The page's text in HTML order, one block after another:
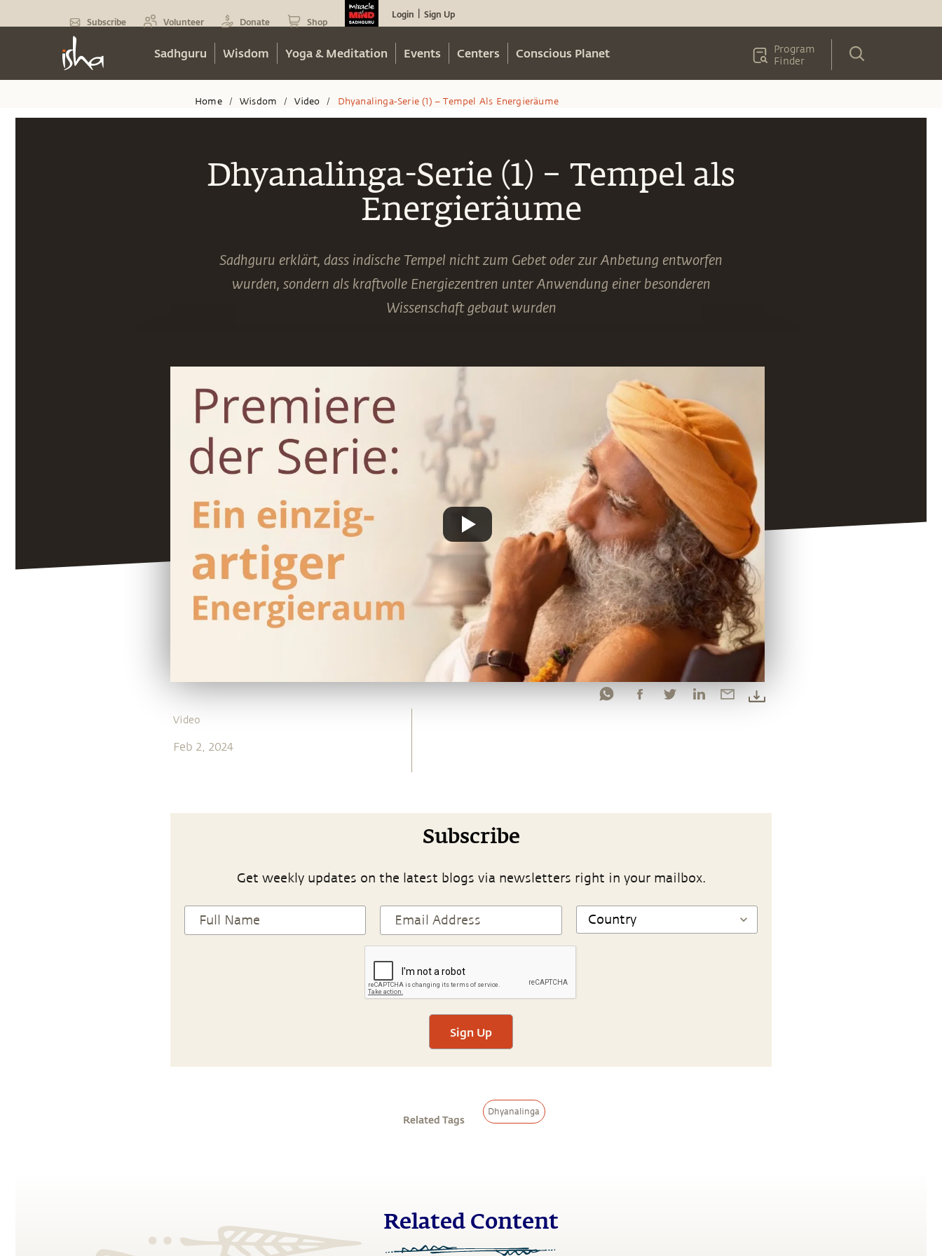
Subscribe Volunteer Donate Shop
Login Sign Up
Sadhguru Wisdom Yoga & Meditation Events Centers Conscious Planet
Program
Finder
Home / Wisdom / Video / Dhyanalinga-Serie (1) – Tempel Als Energieräume
Dhyanalinga-Serie (1) – Tempel als
Energieräume
Sadhguru erklärt, dass indische Tempel nicht zum Gebet oder zur Anbetung entworfen
wurden, sondern als kraftvolle Energiezentren unter Anwendung einer besonderen
Wissenschaft gebaut wurden
Video
Feb 2, 2024
Subscribe
Get weekly updates on the latest blogs via newsletters right in your mailbox.
Sign Up
Related Tags
Dhyanalinga
Related Content